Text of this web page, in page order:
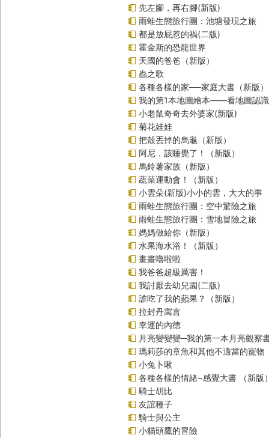
先左腳，再右腳(新版)
雨蛙生態旅行團：池塘發現之旅
都是放屁惹的禍(二版)
霍金斯的恐龍世界
天國的爸爸（新版）
蟲之歌
各種各樣的家──家庭大書（新版）
我的第1本地圖繪本――看地圖認
小老鼠奇奇去外婆家(新版)
菊花娃娃
把殼丟掉的烏龜（新版）
阿尼，該睡覺了！（新版）
馬鈴薯家族（新版）
蔬菜運動會！（新版）
小雲朵(新版)小小的雲，大大的事
雨蛙生態旅行團：空中驚險之旅
雨蛙生態旅行團：雪地冒險之旅
媽媽做給你（新版）
水果海水浴！（新版）
畫畫嚕啦啦
我爸爸超級厲害！
我討厭去幼兒園(二版)
誰吃了我的蘋果？（新版）
拉封丹寓言
幸運的內德
月亮變變變─我的第一本月亮觀察
瑪莉莎的章魚和其他不適當的寵物
小兔卜啾
各種各樣的情緒~感覺大書 （新版
騎士胡比
友誼種子
騎士與公主
小貓頭鷹的冒險